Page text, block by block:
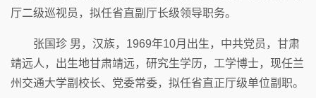
厅二级巡视员，拟任省直副厅长级领导职务。
张国珍 男，汉族，1969年10月出生，中共党员，甘肃
靖远人，出生地甘肃靖远，研究生学历，工学博士，现任兰
州交通大学副校长、党委常委，拟任省直正厅级单位副职。